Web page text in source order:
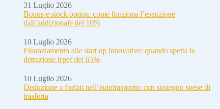
31 Luglio 2026
Bonus e stock option: come funziona l’esenzione
dall’addizionale del 10%
10 Luglio 2026
Finanziamento alle start up innovative: quando spetta la
detrazione Irpef del 65%
10 Luglio 2026
Deduzione a forfait nell’autotrasporto: con sostegno spese di
trasferta